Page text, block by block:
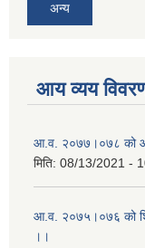
अन्य
आय व्यय
आ.व. २०७७।०७८ को
मिति: 08/13/2021 -
आ.व. २०७५।०७६ को
।।